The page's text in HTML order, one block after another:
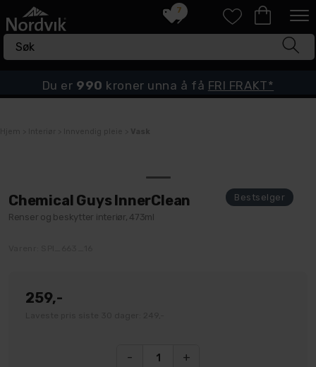
7
Du er 990 kroner unna å få FRI FRAKT*
Chemical Guys InnerClean
Renser og beskytter interiør, 473ml
259,-
- +